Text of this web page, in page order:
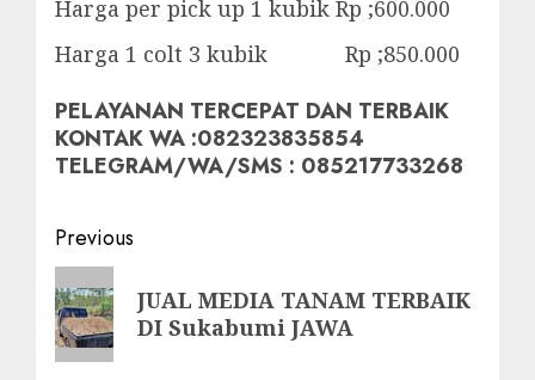
Harga per pick up 1 kubik Rp ;600.000
Harga 1 colt 3 kubik Rp ;850.000
PELAYANAN TERCEPAT DAN TERBAIK
KONTAK WA :082323835854
TELEGRAM/WA/SMS : 085217733268
Post
navigation
Previous
Previous
post:
JUAL MEDIA TANAM TERBAIK
DI Sukabumi JAWA